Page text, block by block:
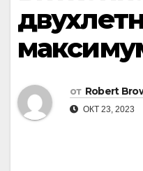
от Robert
ОКТ 23, 2023